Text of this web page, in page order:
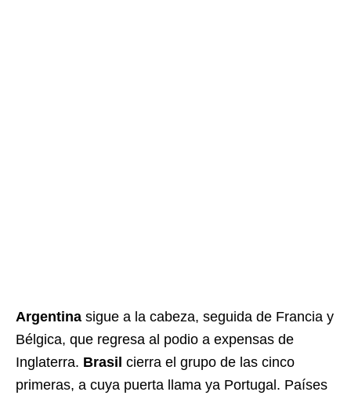
Argentina sigue a la cabeza, seguida de Francia y
Bélgica, que regresa al podio a expensas de
Inglaterra. Brasil cierra el grupo de las cinco
primeras, a cuya puerta llama ya Portugal. Países